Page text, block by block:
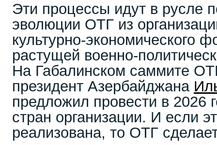
Эти процессы идут в русле
эволюции ОТГ из
культурно-экономического
растущей военно-
На Габалинском саммите
президент Азербайджана
предложил провести в 2026
стран организации. И если
реализована, то ОТГ